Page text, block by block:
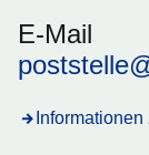
E-Mail